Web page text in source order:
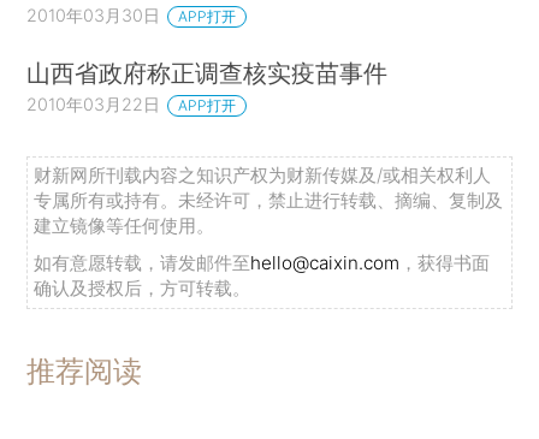
2010年03月30日 APP打开
山西省政府称正调查核实疫苗事件
2010年03月22日 APP打开
财新网所刊载内容之知识产权为财新传媒及/或相关权利人
专属所有或持有。未经许可，禁止进行转载、摘编、复制及
建立镜像等任何使用。
如有意愿转载，请发邮件至hello@caixin.com ，获得书面
确认及授权后，方可转载。
推荐阅读